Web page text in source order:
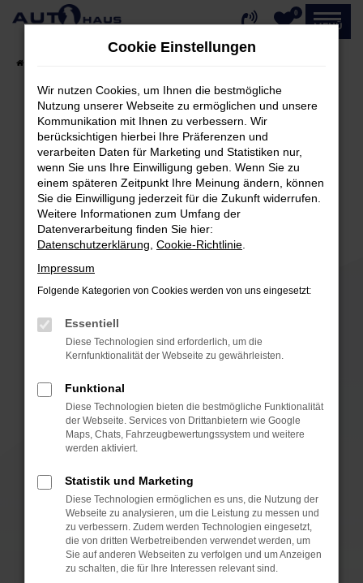
Zum
0
MENÜ
Fehler: Network Error
Beim Laden ist ein Fehler aufgetreten.
Hier sind ein paar Tipps, die dir helfen können:
Überprüfe deine Firewall und deine
Internetverbindung.
Laden andere Webseiten, zum Beispiel deine
Suchmaschine?
Prüfe deine Browsererweiterungen.
können das Laden bestimmter Seiten
verhindern. Funktioniert die Seite in einem
anderen Browser oder in einem privaten
Fenster?
Starte dein Gerät neu.
Das kann manchmal helfen, vorübergehende
Probleme zu beheben.
Betriebssystem auf dem neuesten Stand
sind.
Veraltete Software birgt nicht nur ein
Sicherheitsrisiko, sondern kann auch dazu
führen, dass bestimmte Funktionen nicht mehr
unterstützt werden.
Cookie Einstellungen
Wir nutzen Cookies, um Ihnen die bestmögliche
Nutzung unserer Webseite zu ermöglichen und unsere
Kommunikation mit Ihnen zu verbessern. Wir
berücksichtigen hierbei Ihre Präferenzen und
verarbeiten Daten für Marketing und Statistiken nur,
wenn Sie uns Ihre Einwilligung geben. Wenn Sie zu
einem späteren Zeitpunkt Ihre Meinung ändern, können
Sie die Einwilligung jederzeit für die Zukunft widerrufen.
Weitere Informationen zum Umfang der
Datenverarbeitung finden Sie hier:
Datenschutzerklärung Cookie-Richtlinie
Impressum
Folgende Kategorien von Cookies werden von uns eingesetzt:
Essentiell
Diese Technologien sind erforderlich, um die
Kernfunktionalität der Webseite zu gewährleisten.
Funktional
Diese Technologien bieten die bestmögliche Funktionalität
der Webseite. Services von Drittanbietern wie Google
Maps, Chats, Fahrzeugbewertungssystem und weitere
werden aktiviert.
Statistik und Marketing
Diese Technologien ermöglichen es uns, die Nutzung der
Webseite zu analysieren, um die Leistung zu messen und
zu verbessern. Zudem werden Technologien eingesetzt,
die von dritten Werbetreibenden verwendet werden, um
Sie auf anderen Webseiten zu verfolgen und um Anzeigen
zu schalten, die für Ihre Interessen relevant sind.